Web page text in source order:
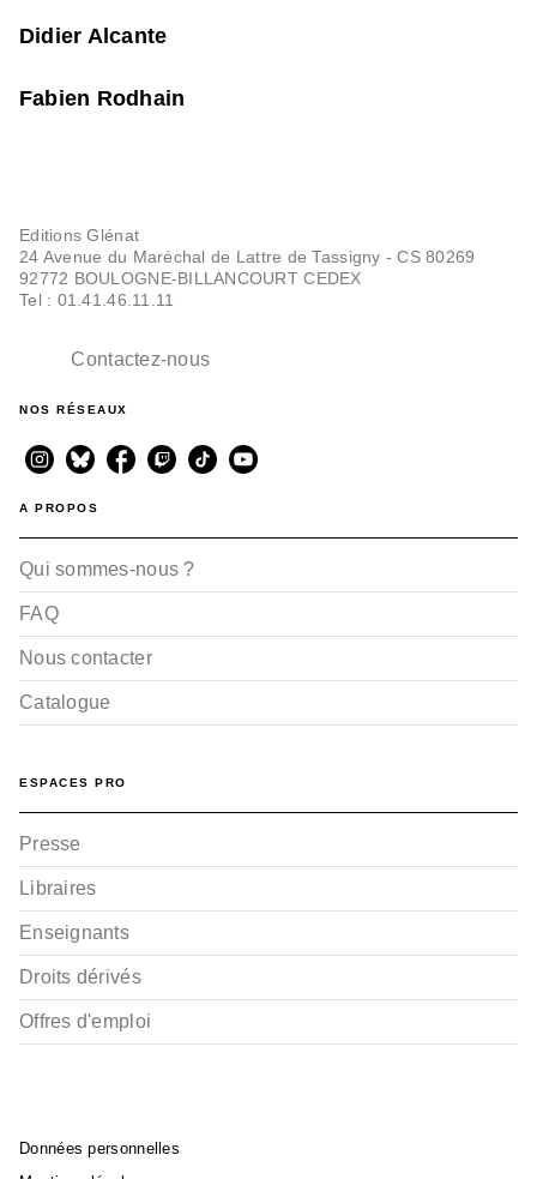
Didier Alcante
Fabien Rodhain
Editions Glénat
24 Avenue du Maréchal de Lattre de Tassigny - CS 80269
92772 BOULOGNE-BILLANCOURT CEDEX
Tel : 01.41.46.11.11
Contactez-nous
NOS RÉSEAUX
A PROPOS
Qui sommes-nous ?
FAQ
Nous contacter
Catalogue
ESPACES PRO
Presse
Libraires
Enseignants
Droits dérivés
Offres d'emploi
Données personnelles